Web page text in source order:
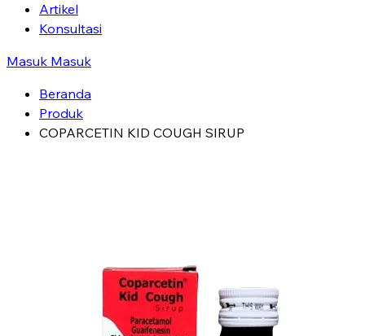
Artikel
Konsultasi
Masuk Masuk
Beranda
Produk
COPARCETIN KID COUGH SIRUP